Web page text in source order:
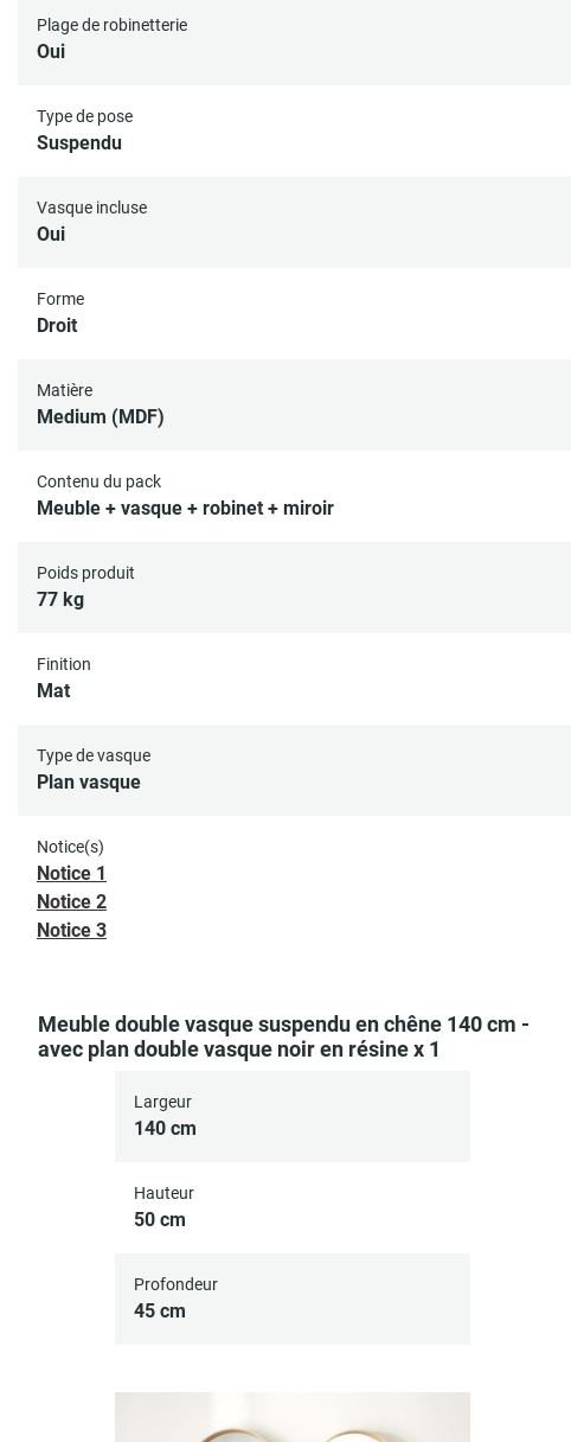
Plage de robinetterie
Oui
Type de pose
Suspendu
Vasque incluse
Oui
Forme
Droit
Matière
Medium (MDF)
Contenu du pack
Meuble + vasque + robinet + miroir
Poids produit
77 kg
Finition
Mat
Type de vasque
Plan vasque
Notice(s)
Notice 1
Notice 2
Notice 3
Meuble double vasque suspendu en chêne 140 cm -
avec plan double vasque noir en résine x 1
Largeur
140 cm
Hauteur
50 cm
Profondeur
45 cm